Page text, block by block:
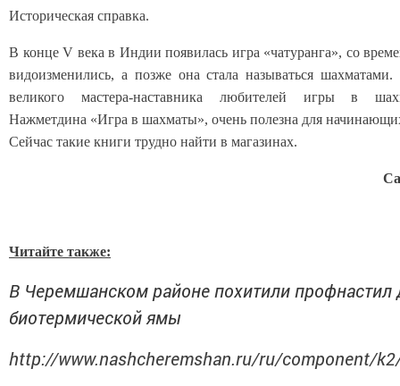
Историческая справка.
В конце V века в Индии появилась игра «чатуранга», со
видоизменились, а позже она стала называться шахматами.
великого мастера-наставника любителей игры в
Нажметдина «Игра в шахматы», очень полезна для
Сейчас такие книги трудно найти в магазинах.
Читайте также:
В Черемшанском районе похитили профнастил
биотермической ямы
http://www.nashcheremshan.ru/ru/component/